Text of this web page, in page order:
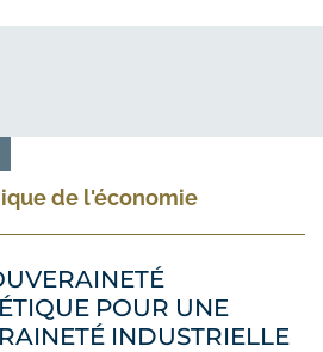
de l'économie
POUR UNE
INDUSTRIELLE